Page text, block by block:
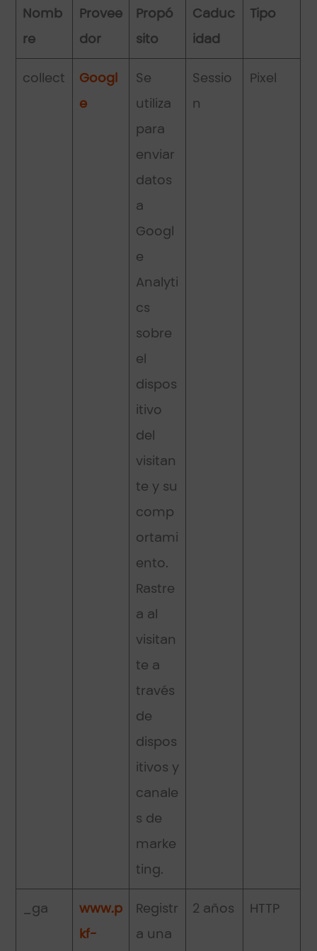
Nomb
re
Provee
dor
Propó
sito
Caduc
idad
Tipo
collect
Googl
e
Se
utiliza
para
enviar
datos
a
Googl
e
Analyti
cs
sobre
el
dispos
itivo
del
visitan
te y su
comp
ortami
ento.
Rastre
a al
visitan
te a
través
de
dispos
itivos y
canale
s de
marke
ting.
Sessio
n
Pixel
_ga
www.p
kf-
Registr
a una
2 años HTTP